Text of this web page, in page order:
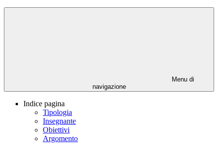
Menu di
navigazione
Indice pagina
Tipologia
Insegnante
Obiettivi
Argomento